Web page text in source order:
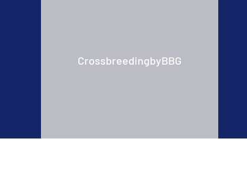
CrossbreedingbyBBG